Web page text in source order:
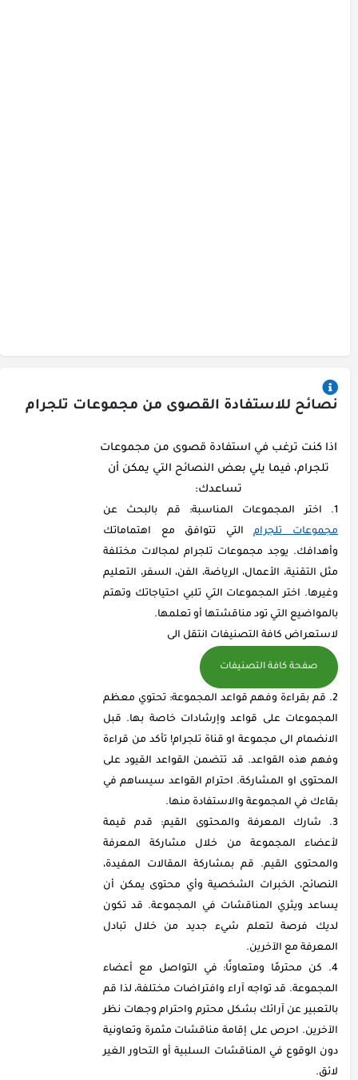
نصائح للاستفادة القصوى من مجموعات تلجرام
اذا كنت ترغب في استفادة قصوى من مجموعات
تلجرام، فيما يلي بعض النصائح التي يمكن أن
تساعدك:
اختر المجموعات المناسبة: قم بالبحث عن
مجموعات تلجرامالتي تتوافق مع اهتماماتك
وأهدافك. يوجد مجموعات تلجرام لمجالات مختلفة
مثل التقنية، الأعمال، الرياضة، الفن، السفر، التعليم
وغيرها. اختر المجموعات التي تلبي احتياجاتك وتهتم
بالمواضيع التي تود مناقشتها أو تعلمها.
لاستعراض كافة التصنيفات انتقل الى
صفحة كافة التصنيفات
قم بقراءة وفهم قواعد المجموعة: تحتوي معظم
المجموعات على قواعد وإرشادات خاصة بها. قبل
الانضمام الى مجموعة او قناة تلجرام! تأكد من قراءة
وفهم هذه القواعد. قد تتضمن القواعد القيود على
المحتوى او المشاركة. احترام القواعد سيساهم في
بقاءك في المجموعة والاستفادة منها.
شارك المعرفة والمحتوى القيم: قدم قيمة
لأعضاء المجموعة من خلال مشاركة المعرفة
والمحتوى القيم. قم بمشاركة المقالات المفيدة،
النصائح، الخبرات الشخصية وأي محتوى يمكن أن
يساعد ويثري المناقشات في المجموعة. قد تكون
لديك فرصة لتعلم شيء جديد من خلال تبادل
المعرفة مع الآخرين.
كن محترمًا ومتعاونًا: في التواصل مع أعضاء
المجموعة. قد تواجه آراء وافتراضات مختلفة، لذا قم
بالتعبير عن آرائك بشكل محترم واحترام وجهات نظر
الآخرين. احرص على إقامة مناقشات مثمرة وتعاونية
دون الوقوع في المناقشات السلبية أو التحاور الغير
لائق.